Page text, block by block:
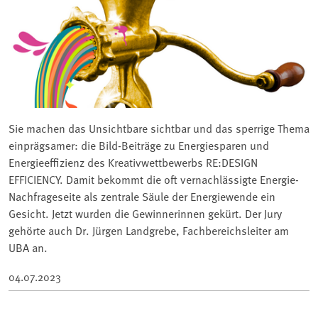
Sie machen das Unsichtbare sichtbar und das sperrige Thema
einprägsamer: die Bild-Beiträge zu Energiesparen und
Energieeffizienz des Kreativwettbewerbs RE:DESIGN
EFFICIENCY. Damit bekommt die oft vernachlässigte Energie-
Nachfrageseite als zentrale Säule der Energiewende ein
Gesicht. Jetzt wurden die Gewinnerinnen gekürt. Der Jury
gehörte auch Dr. Jürgen Landgrebe, Fachbereichsleiter am
UBA an.
04.07.2023